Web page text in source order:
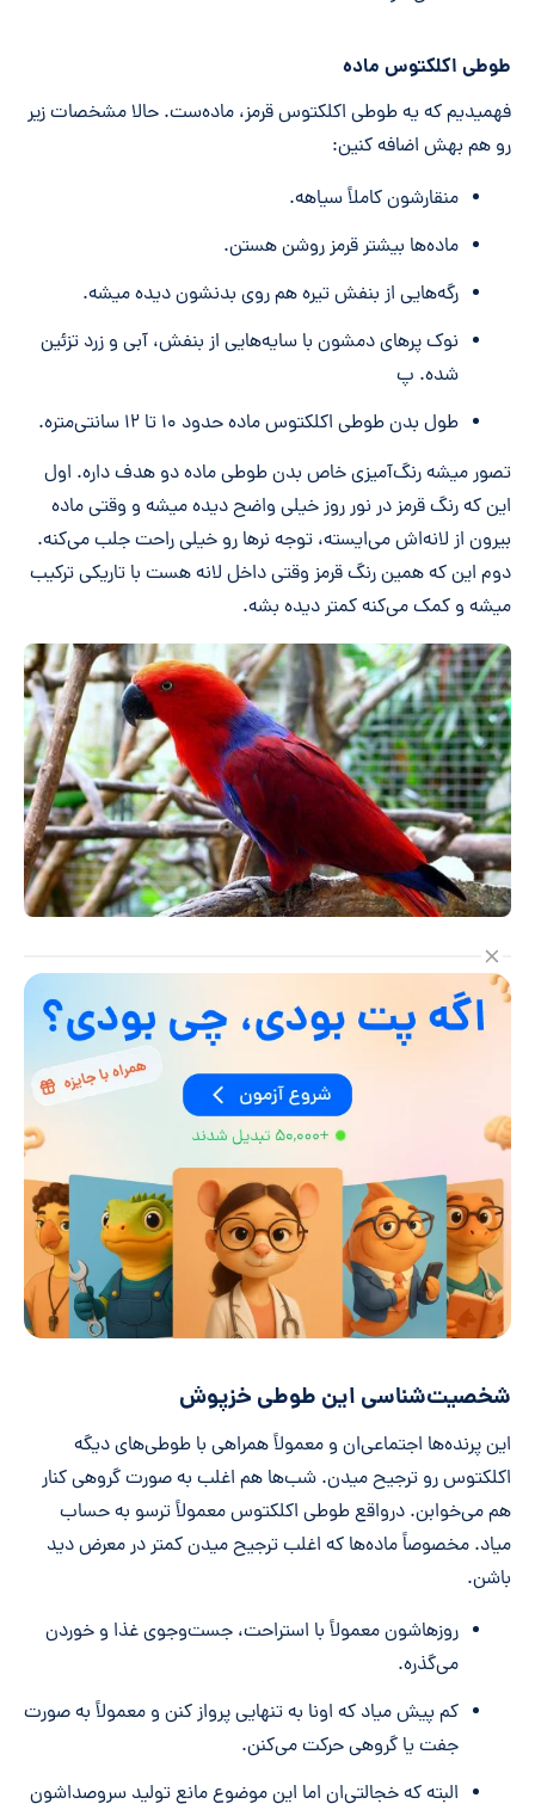
طوطی اکلکتوس ماده
فهمیدیم که یه طوطی اکلکتوس قرمز، ماده‌ست. حالا مشخصات زیر
رو هم بهش اضافه کنین:
منقارشون کاملاً سیاهه.
ماده‌ها بیشتر قرمز روشن هستن.
رگه‌هایی از بنفش تیره هم روی بدنشون دیده میشه.
نوک پرهای دمشون با سایه‌هایی از بنفش، آبی و زرد تزئین
شده. پ
طول بدن طوطی اکلکتوس ماده حدود ۱۰ تا ۱۲ سانتی‌متره.
تصور میشه رنگ‌آمیزی خاص بدن طوطی ماده دو هدف داره. اول
این که رنگ قرمز در نور روز خیلی واضح دیده میشه و وقتی ماده
بیرون از لانه‌اش می‌ایسته، توجه نرها رو خیلی راحت جلب می‌کنه.
دوم این که همین رنگ قرمز وقتی داخل لانه هست با تاریکی ترکیب
میشه و کمک می‌کنه کمتر دیده بشه.
شخصیت‌شناسی این طوطی خزپوش
این پرنده‌ها اجتماعی‌ان و معمولاً همراهی با طوطی‌های دیگه
اکلکتوس رو ترجیح میدن. شب‌ها هم اغلب به صورت گروهی کنار
هم می‌خوابن. درواقع طوطی‌ اکلکتوس معمولاً ترسو به حساب
میاد. مخصوصاً ماده‌ها که اغلب ترجیح میدن کمتر در معرض دید
باشن.
روزهاشون معمولاً با استراحت، جست‌وجوی غذا و خوردن
می‌گذره.
کم پیش میاد که اونا به تنهایی پرواز کنن و معمولاً به صورت
جفت یا گروهی حرکت می‌کنن.
البته که خجالتی‌ان اما این موضوع مانع تولید سروصداشون